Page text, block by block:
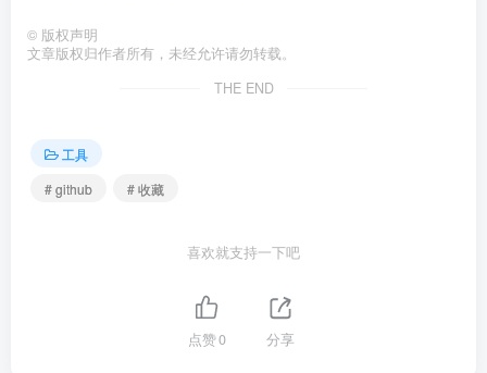
© 版权声明
文章版权归作者所有，未经允许请勿转载。
THE END
工具
# github
# 收藏
喜欢就支持一下吧
点赞0 分享